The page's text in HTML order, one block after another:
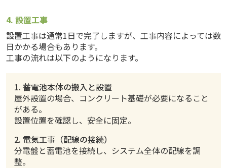
4. 設置工事
設置工事は通常1日で完了しますが、工事内容によっては数
日かかる場合もあります。
工事の流れは以下のようになります。
1. 蓄電池本体の搬入と設置
屋外設置の場合、コンクリート基礎が必要になること
がある。
設置位置を確認し、安全に固定。
2. 電気工事（配線の接続）
分電盤と蓄電池を接続し、システム全体の配線を調
整。